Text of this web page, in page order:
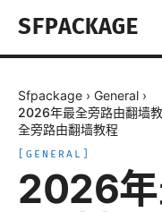
SFPACKAGE
Sfpackage › General ›
2026年最全旁路由翻墙
全旁路由翻墙教程
GENERAL
2026年